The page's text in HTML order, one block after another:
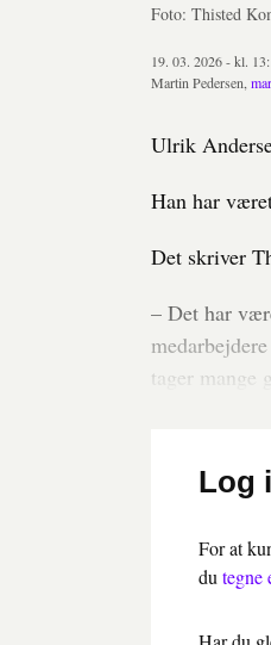
Foto: Thisted
19. 03. 2026 - kl.
Martin Pedersen,
Ulrik
Han har
Det skriver
– Det har
tager mange
Log
For at
du tegne